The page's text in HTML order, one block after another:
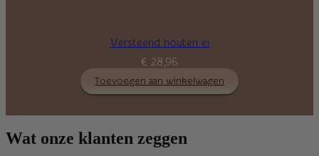
Versteend houten ei
€ 28,96
Toevoegen aan winkelwagen
Wat onze klanten zeggen